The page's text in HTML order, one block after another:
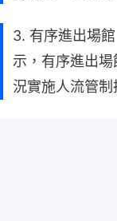
3. 有序進出場
示，有序進出
況實施人流管制